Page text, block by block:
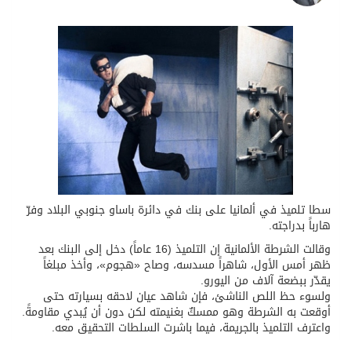
سطا تلميذ في ألمانيا على بنك في دائرة باساو جنوبي البلاد وفرّ
هارباً بدراجته.
وقالت الشرطة الألمانية إن التلميذ (16 عاماً) دخل إلى البنك بعد
ظهر أمس الأول، شاهراً مسدسه، وصاح «هجوم»، وأخذ مبلغاً
يقدّر ببضعة آلاف من اليورو.
ولسوء حظ اللص الناشئ، فإن شاهد عيان لاحقه بسيارته حتى
أوقعت به الشرطة وهو ممسكٌ بغنيمته لكن دون أن يُبدي مقاومةً.
واعترف التلميذ بالجريمة، فيما باشرت السلطات التحقيق معه.